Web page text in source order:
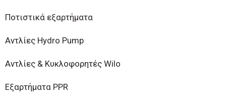
Ποτιστικά εξαρτήματα
Αντλίες Hydro Pump
Αντλίες & Κυκλοφορητές Wilo
Εξαρτήματα PPR